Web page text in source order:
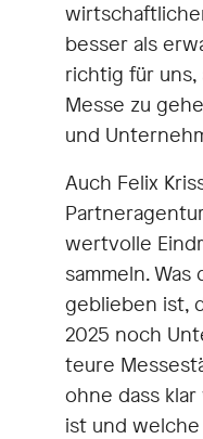
besser als
richtig für uns,
Messe zu
und
Auch Felix
wertvolle
sammeln.
geblieben ist,
2025 noch
teure
ohne dass
ist und